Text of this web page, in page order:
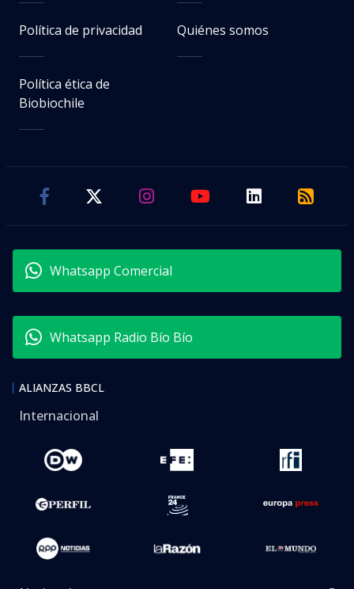
Política de privacidad Quiénes somos
Política ética de
Biobiochile
Whatsapp Comercial
Whatsapp Radio Bío Bío
ALIANZAS BBCL
Internacional